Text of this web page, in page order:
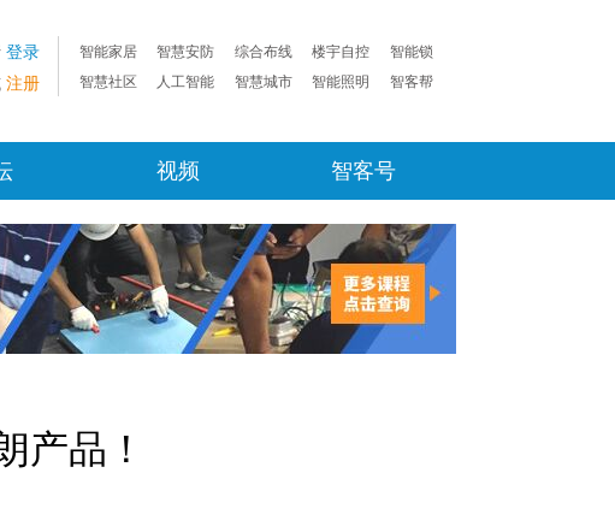
登录
注册
智能家居 智慧安防 综合布线 楼宇自控
智能锁
智慧社区
人工智能 智慧城市 智能照明 智客帮
视频 智客号
产品！